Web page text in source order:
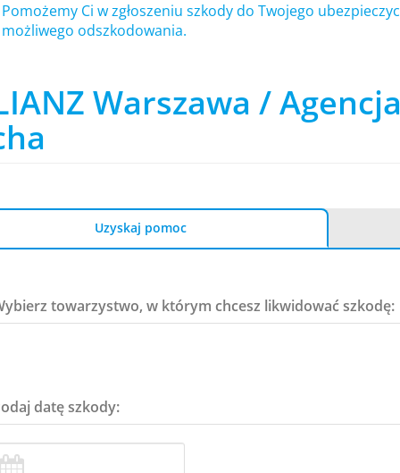
Pomożemy Ci w zgłoszeniu szkody do Twojego
możliwego odszkodowania.
Warszawa /
Uzyskaj pomoc
towarzystwo, w którym chcesz likwidować szkodę:
datę szkody: